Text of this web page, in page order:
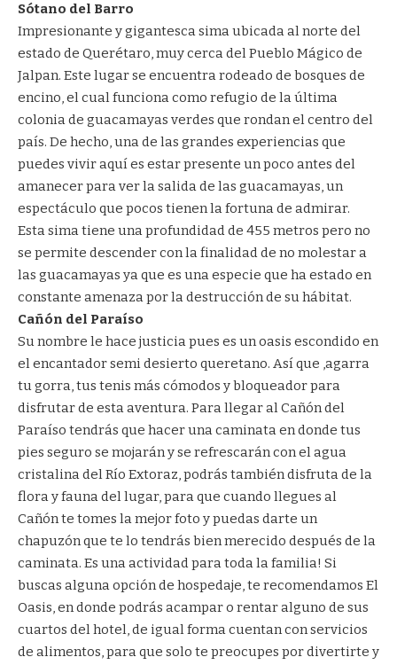
Sótano del Barro
Impresionante y gigantesca sima ubicada al norte del
estado de Querétaro, muy cerca del Pueblo Mágico de
Jalpan. Este lugar se encuentra rodeado de bosques de
encino, el cual funciona como refugio de la última
colonia de guacamayas verdes que rondan el centro del
país. De hecho, una de las grandes experiencias que
puedes vivir aquí es estar presente un poco antes del
amanecer para ver la salida de las guacamayas, un
espectáculo que pocos tienen la fortuna de admirar.
Esta sima tiene una profundidad de 455 metros pero no
se permite descender con la finalidad de no molestar a
las guacamayas ya que es una especie que ha estado en
constante amenaza por la destrucción de su hábitat.
Cañón del Paraíso
Su nombre le hace justicia pues es un oasis escondido en
el encantador semi desierto queretano. Así que ,agarra
tu gorra, tus tenis más cómodos y bloqueador para
disfrutar de esta aventura. Para llegar al Cañón del
Paraíso tendrás que hacer una caminata en donde tus
pies seguro se mojarán y se refrescarán con el agua
cristalina del Río Extoraz, podrás también disfruta de la
flora y fauna del lugar, para que cuando llegues al
Cañón te tomes la mejor foto y puedas darte un
chapuzón que te lo tendrás bien merecido después de la
caminata. Es una actividad para toda la familia! Si
buscas alguna opción de hospedaje, te recomendamos El
Oasis, en donde podrás acampar o rentar alguno de sus
cuartos del hotel, de igual forma cuentan con servicios
de alimentos, para que solo te preocupes por divertirte y